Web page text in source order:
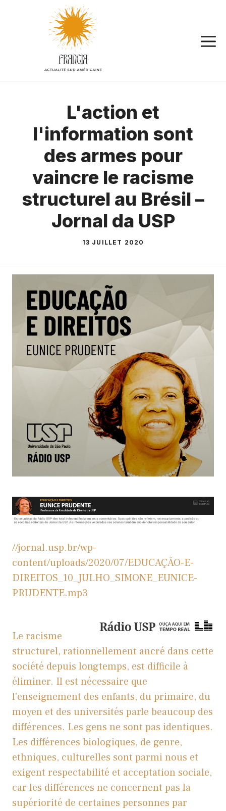
L'action et
l'information sont
des armes pour
vaincre le racisme
structurel au Brésil –
Jornal da USP
13 JUILLET 2020
//jornal.usp.br/wp-
content/uploads/2020/07/EDUCAÇÃO-E-
DIREITOS_10_JULHO_SIMONE_EUNICE-
PRUDENTE.mp3
Le racisme
structurel, rationnellement ancré dans cette
société depuis longtemps, est difficile à
éliminer. Il est nécessaire que
l'enseignement des enfants, du primaire, du
moyen et des universités parle beaucoup des
différences. Les gens ne sont pas identiques.
Les différences biologiques, de genre,
ethniques, culturelles sont parmi nous et
exigent respectabilité et acceptation sociale,
car les différences ne concernent pas la
supériorité de certaines personnes par